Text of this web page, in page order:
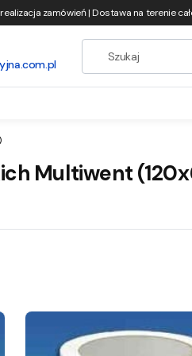
zamówień | Dostawa na terenie
Multiwent